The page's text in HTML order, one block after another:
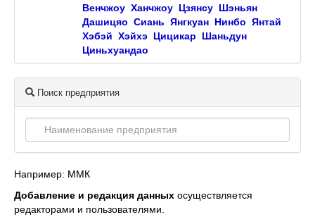
Венчжоу Ханчжоу Цзянсу Шэньян
Дашицяо Сиань Янгкуан Нинбо Янтай
Хэбэй Хэйхэ Цицикар
Шаньдун
Циньхуандао
Поиск предприятия
Например: ММК
Добавление и редакция данных осуществляется
редакторами и пользователями.